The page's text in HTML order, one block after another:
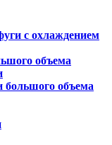
с охлаждением
объема
большого объема